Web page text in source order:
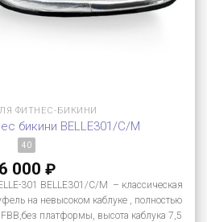
ФИТНЕС-БИКИНИ
бикини BELLE301/C/M
40
6 000 ₽
301 BELLE301/C/M – классическая
на невысоком каблуке , полностью
платформы, высота каблука 7,5